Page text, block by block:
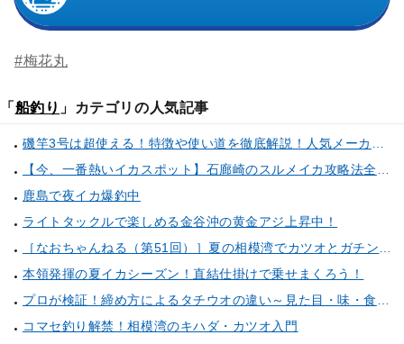
#梅花丸
「 船釣り 」カテゴリの人気記事
鹿島で夜イカ爆釣中
ライトタックルで楽しめる金谷沖の黄金アジ上昇中！
本領発揮の夏イカシーズン！直結仕掛けで乗せまくろう！
コマセ釣り解禁！相模湾のキハダ・カツオ入門